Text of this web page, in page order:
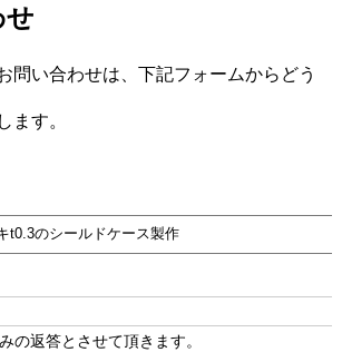
せ
問い合わせは、下記フォームからどう
ます。
の返答とさせて頂きます。